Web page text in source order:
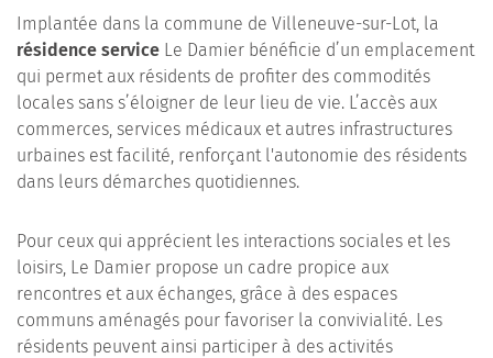
Implantée dans la commune de Villeneuve-sur-Lot, la
résidence service Le Damier bénéficie d’un emplacement
qui permet aux résidents de profiter des commodités
locales sans s’éloigner de leur lieu de vie. L’accès aux
commerces, services médicaux et autres infrastructures
urbaines est facilité, renforçant l'autonomie des résidents
dans leurs démarches quotidiennes.
Pour ceux qui apprécient les interactions sociales et les
loisirs, Le Damier propose un cadre propice aux
rencontres et aux échanges, grâce à des espaces
communs aménagés pour favoriser la convivialité. Les
résidents peuvent ainsi participer à des activités